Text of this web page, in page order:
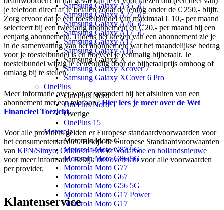
Samsung Galaxy A35 5G
Samsung Galaxy A27 5G
Samsung Galaxy A26 5G
Samsung Galaxy A17 5G
Samsung Galaxy A17
Samsung Galaxy A16
Samsung Galaxy X
Samsung Galaxy Xcover 7
Samsung Galaxy XCover 6 Pro
OnePlus
OnePlus Nord
OnePlus Nord 5
Overige
OnePlus 15
Motorola
Motorola Moto G
Motorola Moto G87 5G
Motorola Moto G86 5G
Motorola Moto G77
Motorola Moto G67
Motorola Moto G56 5G
Motorola Moto G17 Power
Motorola Moto G17
je telefoon direct af te betalen zodat de lening onder de € 250,- blijft.
Zorg ervoor dat je een toestelbundel van maximaal € 10,- per maand
selecteert bij een tweejarig abonnement en € 20,- per maand bij een
eenjarig abonnement. Tijdens het kiezen van een abonnement zie je
in de samenvatting van het abonnement wat het maandelijkse bedrag
voor je toestelbundel is en hoeveel je eenmalig bijbetaalt. Je
toestelbundel wijzig je eenvoudig door de bijbetaalprijs omhoog of
omlaag bij te stellen.
Meer informatie over wat er verandert bij het afsluiten van een
abonnement met een telefoon? Hier lees je meer over de Wet
Financieel Toezicht.
Voor alle providers gelden er Europese standaardvoorwaarden voor
het consumentenkrediet. Bekijk de Europese Standaardvoorwaarden
van KPN/Simyo, Odido en BenofVodafone en hollandsnieuwe
voor meer informatie. Bekijkons overzichtvoor alle voorwaarden
per provider.
Klantenservice